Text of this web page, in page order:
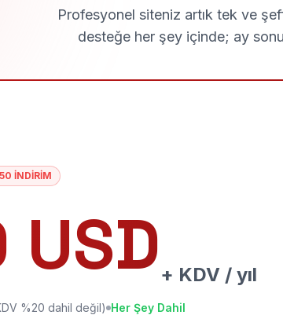
Profesyonel siteniz artık tek ve
desteğe her şey içinde; ay
İNDİRİM
+ KDV / yıl
%20 dahil değil) Her Şey Dahil